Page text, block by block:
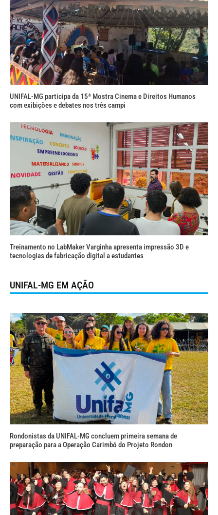
UNIFAL-MG participa da 15ª Mostra Cinema e Direitos Humanos
com exibições e debates nos três campi
Treinamento no LabMaker Varginha apresenta impressão 3D e
tecnologias de fabricação digital a estudantes
UNIFAL-MG EM AÇÃO
Rondonistas da UNIFAL-MG concluem primeira semana de
preparação para a Operação Carimbó do Projeto Rondon